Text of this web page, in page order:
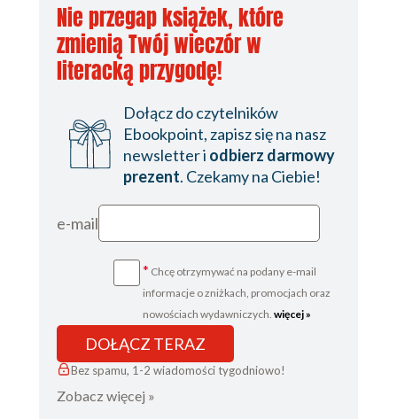
Nie przegap książek, które
zmienią Twój wieczór w
literacką przygodę!
Dołącz do czytelników
Ebookpoint, zapisz się na nasz
newsletter i odbierz darmowy
prezent. Czekamy na Ciebie!
e-mail
* Chcę otrzymywać na podany e-mail
informacje o zniżkach, promocjach oraz
nowościach wydawniczych. więcej »
DOŁĄCZ TERAZ
Bez spamu, 1-2 wiadomości tygodniowo!
Zobacz więcej »